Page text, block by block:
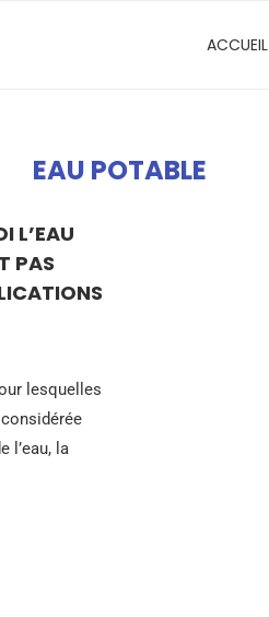
ACCUEIL
EAU POTABLE
L’EAU
PAS
lesquelles
considérée
l’eau, la